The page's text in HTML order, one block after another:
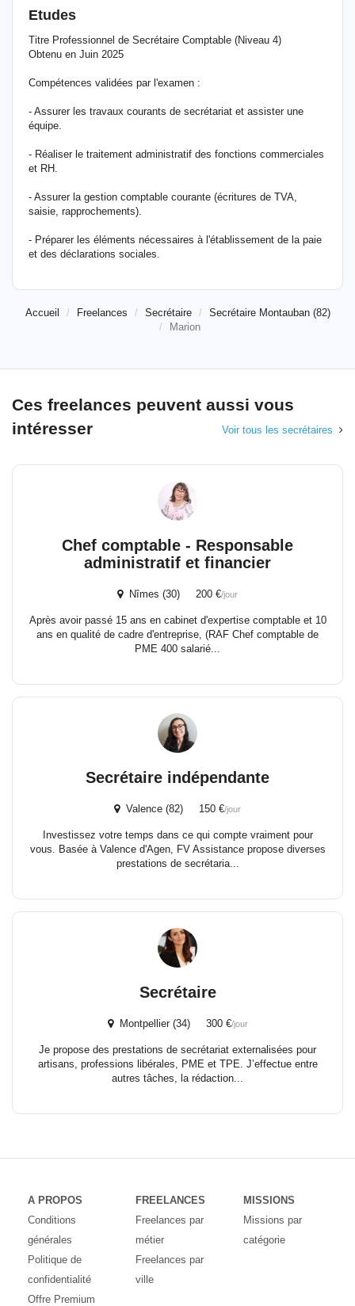
Etudes
Titre Professionnel de Secrétaire Comptable (Niveau 4)
Obtenu en Juin 2025
Compétences validées par l'examen :
- Assurer les travaux courants de secrétariat et assister une
équipe.
- Réaliser le traitement administratif des fonctions commerciales
et RH.
- Assurer la gestion comptable courante (écritures de TVA,
saisie, rapprochements).
- Préparer les éléments nécessaires à l'établissement de la paie
et des déclarations sociales.
Accueil Freelances Secrétaire
Secrétaire Montauban (82)
Marion
Ces freelances peuvent aussi vous
intéresser
Voir tous les secrétaires
Chef comptable - Responsable
administratif et financier
Nîmes (30) 200 €/jour
Après avoir passé 15 ans en cabinet d'expertise comptable et 10
ans en qualité de cadre d'entreprise, (RAF Chef comptable de
PME 400 salarié...
Secrétaire indépendante
Valence (82) 150 €/jour
Investissez votre temps dans ce qui compte vraiment pour
vous. Basée à Valence d'Agen, FV Assistance propose diverses
prestations de secrétaria...
Secrétaire
Montpellier (34) 300 €/jour
Je propose des prestations de secrétariat externalisées pour
artisans, professions libérales, PME et TPE. J’effectue entre
autres tâches, la rédaction...
A PROPOS
Conditions
générales
Politique de
confidentialité
Offre Premium
FREELANCES
Freelances par
métier
Freelances par
ville
MISSIONS
Missions par
catégorie